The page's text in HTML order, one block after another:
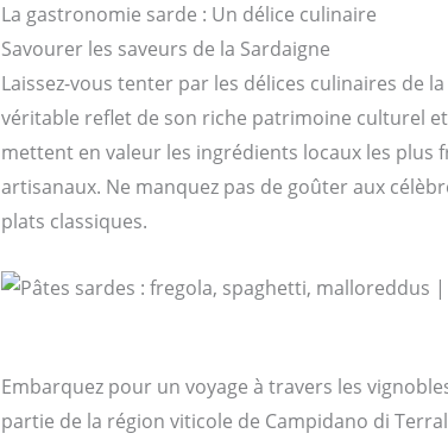
La gastronomie sarde : Un délice culinaire
Savourer les saveurs de la Sardaigne
Laissez-vous tenter par les délices culinaires de
véritable reflet de son riche patrimoine culturel
mettent en valeur les ingrédients locaux les plus
artisanaux. Ne manquez pas de goûter aux
plats classiques.
Embarquez pour un voyage à travers les
partie de la région viticole de Campidano di